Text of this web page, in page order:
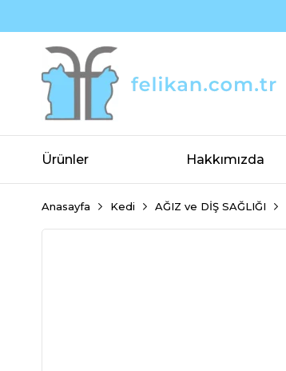
Ürünler Hakkımızda
Anasayfa Kedi AĞIZ ve DİŞ SAĞLIĞI